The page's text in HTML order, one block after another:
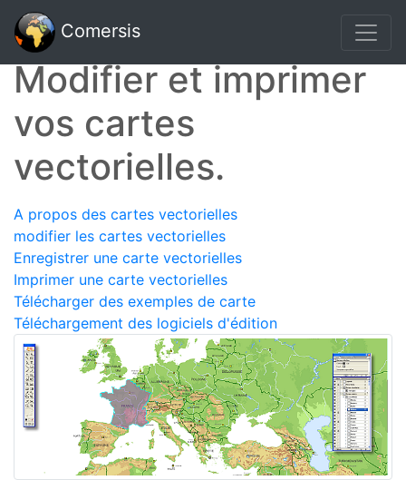
Comersis
Modifier et imprimer
vos cartes
vectorielles.
A propos des cartes vectorielles
modifier les cartes vectorielles
Enregistrer une carte vectorielles
Imprimer une carte vectorielles
Télécharger des exemples de carte
Téléchargement des logiciels d'édition